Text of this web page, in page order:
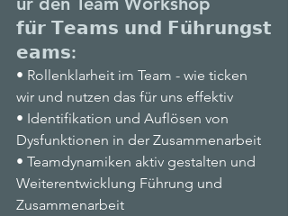
𝗳𝘂̈𝗿 𝗧𝗲𝗮𝗺𝘀 𝘂𝗻𝗱 𝗙𝘂̈𝗵𝗿𝘂𝗻𝗴𝘀𝘁
𝗲𝗮𝗺𝘀:
• Rollenklarheit im Team - wie ticken
wir und nutzen das für uns effektiv
• Identifikation und Auflösen von
Dysfunktionen in der Zusammenarbeit
• Teamdynamiken aktiv gestalten und
Weiterentwicklung Führung und
Zusammenarbeit